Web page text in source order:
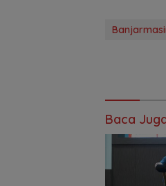
Baca